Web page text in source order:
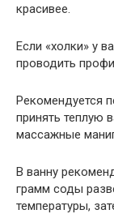
красивее.
Если «холки» у
проводить
Рекомендуется
принять теплую
массажные
В ванну
грамм соды
температуры,